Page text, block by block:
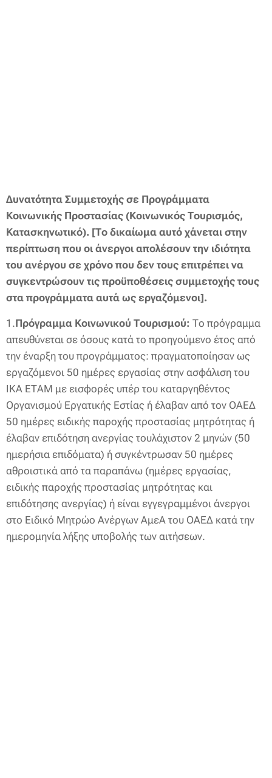
Δυνατότητα Συμμετοχής σε Προγράμματα
Κοινωνικής Προστασίας (Κοινωνικός Τουρισμός,
Κατασκηνωτικό). [Το δικαίωμα αυτό χάνεται στην
περίπτωση που οι άνεργοι απολέσουν την ιδιότητα
του ανέργου σε χρόνο που δεν τους επιτρέπει να
συγκεντρώσουν τις προϋποθέσεις συμμετοχής τους
στα προγράμματα αυτά ως εργαζόμενοι].
1.Πρόγραμμα Κοινωνικού Τουρισμού: Το πρόγραμμα
απευθύνεται σε όσους κατά το προηγούμενο έτος από
την έναρξη του προγράμματος: πραγματοποίησαν ως
εργαζόμενοι 50 ημέρες εργασίας στην ασφάλιση του
ΙΚΑ ΕΤΑΜ με εισφορές υπέρ του καταργηθέντος
Οργανισμού Εργατικής Εστίας ή έλαβαν από τον ΟΑΕΔ
50 ημέρες ειδικής παροχής προστασίας μητρότητας ή
έλαβαν επιδότηση ανεργίας τουλάχιστον 2 μηνών (50
ημερήσια επιδόματα) ή συγκέντρωσαν 50 ημέρες
αθροιστικά από τα παραπάνω (ημέρες εργασίας,
ειδικής παροχής προστασίας μητρότητας και
επιδότησης ανεργίας) ή είναι εγγεγραμμένοι άνεργοι
στο Ειδικό Μητρώο Ανέργων ΑμεΑ του ΟΑΕΔ κατά την
ημερομηνία λήξης υποβολής των αιτήσεων.